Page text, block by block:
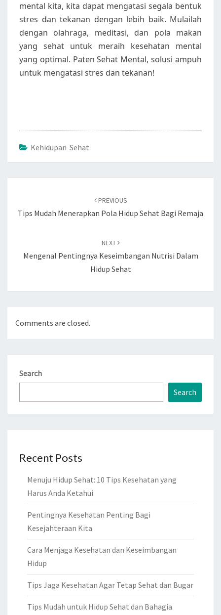
mental kita, kita dapat mengatasi segala bentuk
stres dan tekanan dengan lebih baik. Mulailah
dengan olahraga, meditasi, dan pola makan
yang sehat untuk meraih kesehatan mental
yang optimal. Paten Sehat Mental, solusi ampuh
untuk mengatasi stres dan tekanan!
Kehidupan Sehat
PREVIOUS
Tips Mudah Menerapkan Pola Hidup Sehat Bagi Remaja
NEXT
Mengenal Pentingnya Keseimbangan Nutrisi Dalam
Hidup Sehat
Comments are closed.
Search
Search
Recent Posts
Menuju Hidup Sehat: 10 Tips Kesehatan yang
Harus Anda Ketahui
Pentingnya Kesehatan Penting Bagi
Kesejahteraan Kita
Cara Menjaga Kesehatan dan Keseimbangan
Hidup
Tips Jaga Kesehatan Agar Tetap Sehat dan Bugar
Tips Mudah untuk Hidup Sehat dan Bahagia